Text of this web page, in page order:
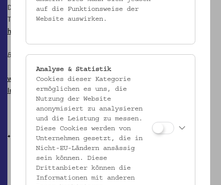
Daniel Karl, Julia Häußler & Team
T: +43 1 406 89 05.19
hi@schoending.at
Betrieb bis 29.9.2024
www.schoending.at
Instagram
auf die Funktionsweise der
Website auswirken.
Analyse & Statistik
Cookies dieser Kategorie
ermöglichen es uns, die
Nutzung der Website
anonymisiert zu analysieren
und die Leistung zu messen.
Diese Cookies werden von
Unternehmen gesetzt, die in
Nicht-EU-Ländern ansässig
sein können. Diese
Drittanbieter können die
Informationen mit anderen